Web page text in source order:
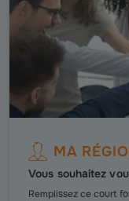
MA
Vous souhaitez
Remplissez ce court